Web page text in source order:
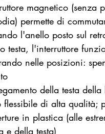
magnetico (senza
permette di
l'anello posto sul
testa, l'interruttore
nelle posizioni:
della testa
flessibile di alta qualità;
in plastica (alle
e della testa)